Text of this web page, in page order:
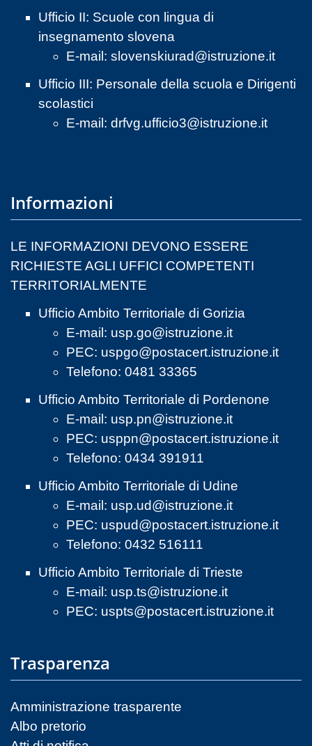
Ufficio II: Scuole con lingua di
insegnamento slovena
E-mail: slovenskiurad@istruzione.it
Ufficio III: Personale della scuola e Dirigenti
scolastici
E-mail: drfvg.ufficio3@istruzione.it
Informazioni
LE INFORMAZIONI DEVONO ESSERE
RICHIESTE AGLI UFFICI COMPETENTI
TERRITORIALMENTE
Ufficio Ambito Territoriale di Gorizia
E-mail: usp.go@istruzione.it
PEC: uspgo@postacert.istruzione.it
Telefono: 0481 33365
Ufficio Ambito Territoriale di Pordenone
E-mail: usp.pn@istruzione.it
PEC: usppn@postacert.istruzione.it
Telefono: 0434 391911
Ufficio Ambito Territoriale di Udine
E-mail: usp.ud@istruzione.it
PEC: uspud@postacert.istruzione.it
Telefono: 0432 516111
Ufficio Ambito Territoriale di Trieste
E-mail: usp.ts@istruzione.it
PEC: uspts@postacert.istruzione.it
Trasparenza
Amministrazione trasparente
Albo pretorio